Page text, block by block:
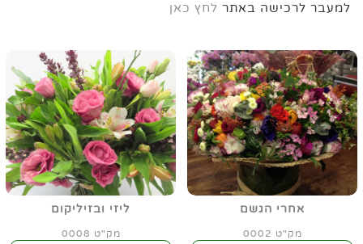
למעבר לרכישה באתר לחץ כאן
אחרי הגשם
מק"ט 0002
ליזי ובזיליקום
מק"ט 0008